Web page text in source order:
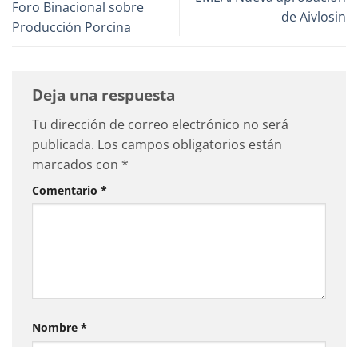
Foro Binacional sobre
Producción Porcina
de Aivlosin
Deja una respuesta
Tu dirección de correo electrónico no será
publicada. Los campos obligatorios están
marcados con *
Comentario *
Nombre *